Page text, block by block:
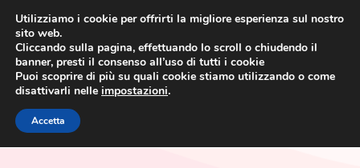
Utilizziamo i cookie per offrirti la migliore esperienza sul nostro
sito web.
Cliccando sulla pagina, effettuando lo scroll o chiudendo il
banner, presti il consenso all’uso di tutti i cookie
Puoi scoprire di più su quali cookie stiamo utilizzando o come
disattivarli nelle impostazioni.
Accetta